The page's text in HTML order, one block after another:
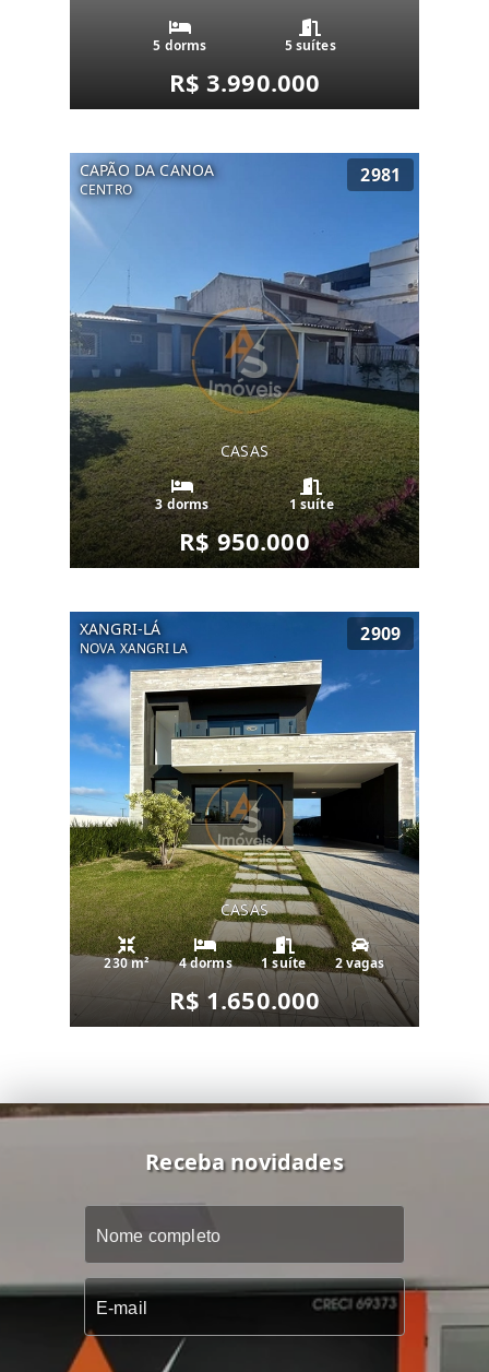
5 dorms 5 suítes
R$ 3.990.000
CAPÃO DA CANOA
CENTRO
2981
CASAS
3 dorms 1 suíte
R$ 950.000
XANGRI-LÁ
NOVA XANGRI LA
2909
CASAS
230 m² 4 dorms 1 suíte 2 vagas
R$ 1.650.000
Receba novidades